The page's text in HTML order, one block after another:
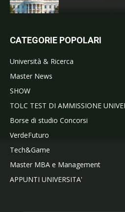
CATEGORIE POPOLARI
Università & Ricerca
Master News
SHOW
TOLC TEST DI AMMISSIONE
Borse di studio Concorsi
VerdeFuturo
Tech&Game
Master MBA e Management
APPUNTI UNIVERSITA'